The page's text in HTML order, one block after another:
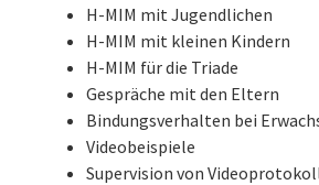
H-MIM mit Jugendlichen
H-MIM mit kleinen Kindern
H-MIM für die Triade
Gespräche mit den Eltern
Bindungsverhalten bei
Videobeispiele
Supervision von